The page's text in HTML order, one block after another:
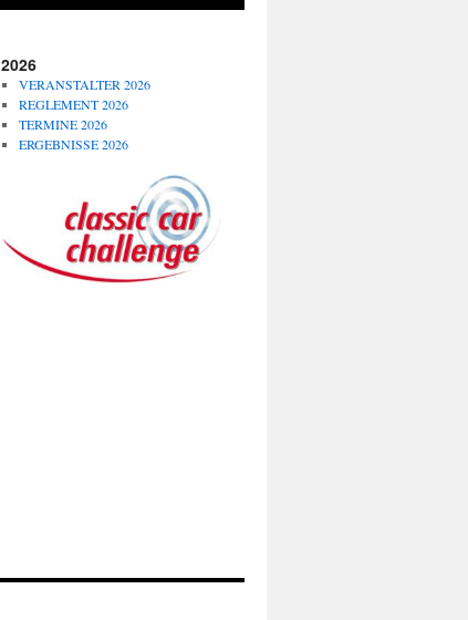
2026
VERANSTALTER 2026
REGLEMENT 2026
TERMINE 2026
ERGEBNISSE 2026